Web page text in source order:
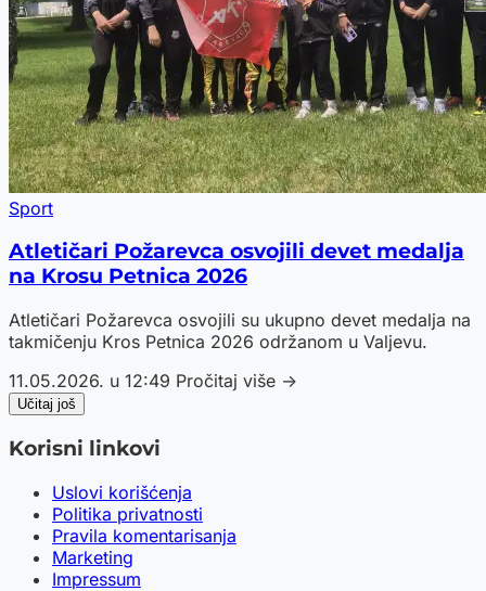
Sport
Atletičari Požarevca osvojili devet medalja
na Krosu Petnica 2026
Atletičari Požarevca osvojili su ukupno devet medalja na
takmičenju Kros Petnica 2026 održanom u Valjevu.
11.05.2026. u 12:49 Pročitaj više →
Učitaj još
Korisni linkovi
Uslovi korišćenja
Politika privatnosti
Pravila komentarisanja
Marketing
Impressum